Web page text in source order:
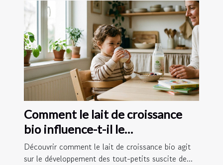
Comment le lait de croissance
bio influence-t-il le
développement des tout-petits ?
Découvrir comment le lait de croissance bio agit
sur le développement des tout-petits suscite de...